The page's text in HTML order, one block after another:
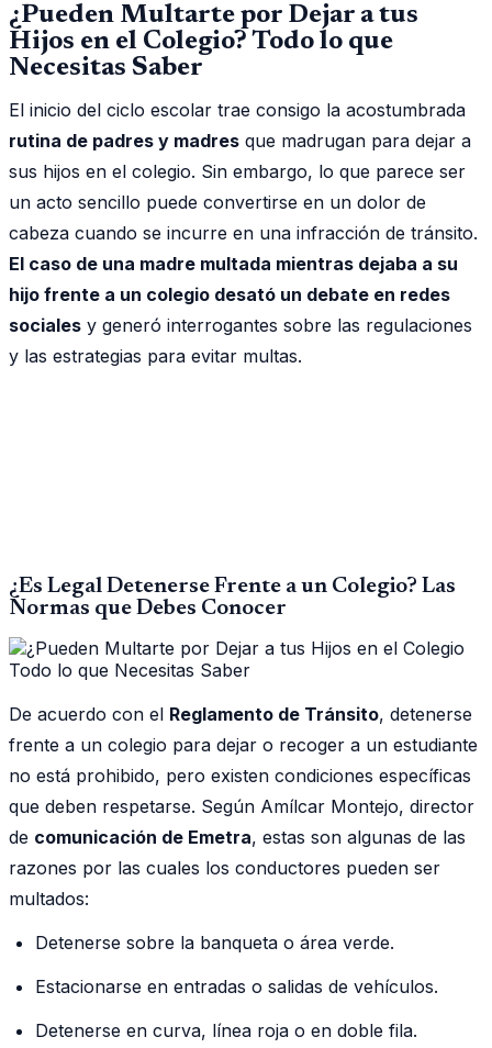
¿Pueden Multarte por Dejar a tus
Hijos en el Colegio? Todo lo que
Necesitas Saber
El inicio del ciclo escolar trae consigo la acostumbrada
rutina de padres y madres que madrugan para dejar a
sus hijos en el colegio. Sin embargo, lo que parece ser
un acto sencillo puede convertirse en un dolor de
cabeza cuando se incurre en una infracción de tránsito.
El caso de una madre multada mientras dejaba a su
hijo frente a un colegio desató un debate en redes
sociales y generó interrogantes sobre las regulaciones
y las estrategias para evitar multas.
¿Es Legal Detenerse Frente a un Colegio? Las
Normas que Debes Conocer
De acuerdo con el Reglamento de Tránsito, detenerse
frente a un colegio para dejar o recoger a un estudiante
no está prohibido, pero existen condiciones específicas
que deben respetarse. Según Amílcar Montejo, director
de comunicación de Emetra, estas son algunas de las
razones por las cuales los conductores pueden ser
multados:
Detenerse sobre la banqueta o área verde.
Estacionarse en entradas o salidas de vehículos.
Detenerse en curva, línea roja o en doble fila.